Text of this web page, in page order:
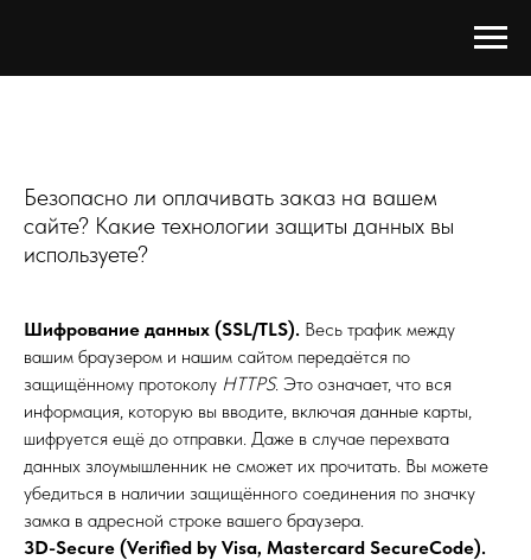
Безопасно ли оплачивать заказ на вашем
сайте? Какие технологии защиты данных вы
используете?
Шифрование данных (SSL/TLS). Весь трафик между
вашим браузером и нашим сайтом передаётся по
защищённому протоколу HTTPS. Это означает, что вся
информация, которую вы вводите, включая данные карты,
шифруется ещё до отправки. Даже в случае перехвата
данных злоумышленник не сможет их прочитать. Вы можете
убедиться в наличии защищённого соединения по значку
замка в адресной строке вашего браузера.
3D-Secure (Verified by Visa, Mastercard SecureCode).